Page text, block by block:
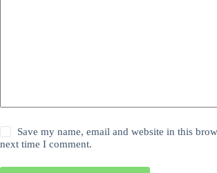
Save my name, email and website in this
next time I comment.